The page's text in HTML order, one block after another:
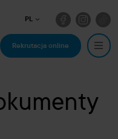
PL
Rekrutacja online